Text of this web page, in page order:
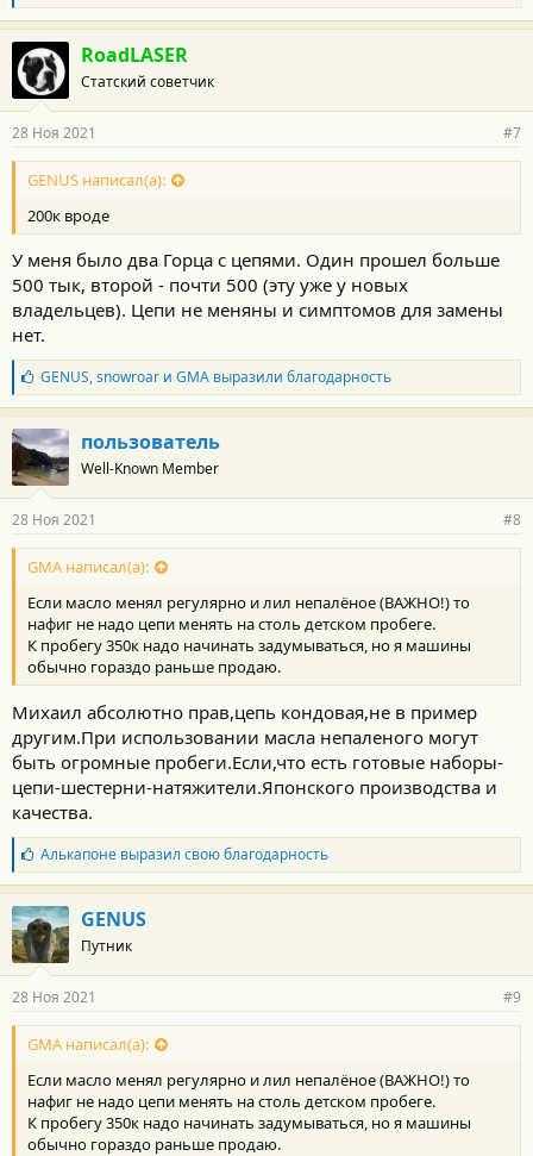
л
а
г
о
д
а
н
о
с
и
:
RoadLASER
Статский советчик
28 Ноя 2021 #7
GENUS написал(а):
200к вроде
У меня было два Горца с цепями. Один прошел больше
500 тык, второй - почти 500 (эту уже у новых
владельцев). Цепи не меняны и симптомов для замены
нет.
Б
л
а
г
о
д
а
н
о
с
и
:
GENUS,snowroarи GMAвыразили благодарность
пользователь
Well-Known Member
28 Ноя 2021 #8
GMA написал(а):
Если масло менял регулярно и лил непалёное (ВАЖНО!) то
нафиг не надо цепи менять на столь детском пробеге.
К пробегу 350к надо начинать задумываться, но я машины
обычно гораздо раньше продаю.
Михаил абсолютно прав,цепь кондовая,не в пример
другим.При использовании масла непаленого могут
быть огромные пробеги.Если,что есть готовые наборы-
цепи-шестерни-натяжители.Японского производства и
качества.
Б
л
а
г
о
д
а
н
о
с
и
:
Алькапоневыразил свою благодарность
GENUS
Путник
28 Ноя 2021 #9
GMA написал(а):
Если масло менял регулярно и лил непалёное (ВАЖНО!) то
нафиг не надо цепи менять на столь детском пробеге.
К пробегу 350к надо начинать задумываться, но я машины
обычно гораздо раньше продаю.